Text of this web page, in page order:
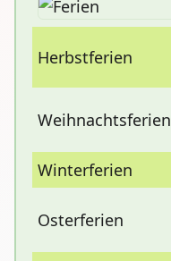
Herbstferien
Weihnachtsferien
Winterferien
Osterferien